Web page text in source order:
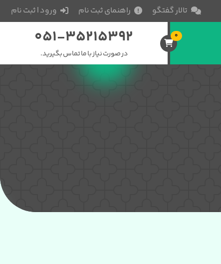
تالار گفتگو راهنمای ثبت نام ورود | ثبت نام
0
051-35215392
در صورت نیاز با ما تماس بگیرید.